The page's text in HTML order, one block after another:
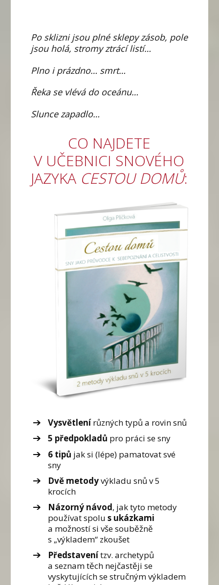
Po sklizni jsou plné sklepy zásob, pole
jsou holá, stromy ztrácí listí…
Plno i prázdno… smrt…
Řeka se vlévá do oceánu…
Slunce zapadlo…
CO NAJDETE
V UČEBNICI SNOVÉHO
JAZYKA CESTOU DOMŮ:
Vysvětlenírůzných typů a rovin snů
5 předpokladů pro práci se sny
6 tipů jak si (lépe) pamatovat své
sny
Dvě metodyvýkladu snů v 5
krocích
Názorný návod, jak tyto metody
používat spolu s ukázkami
a možností si vše souběžně
s „výkladem“ zkoušet
Představenítzv. archetypů
a seznam těch nejčastěji se
vyskytujících se stručným výkladem